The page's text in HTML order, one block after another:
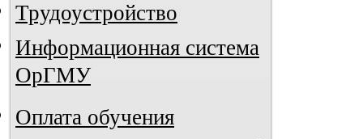
Трудоустройство
Информационная система
ОрГМУ
Оплата обучения